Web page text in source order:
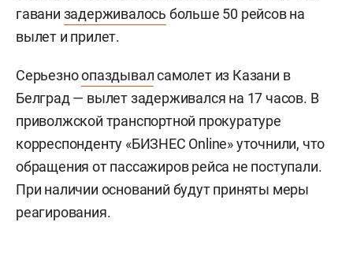
гавани задерживалось больше 50 рейсов на
вылет и прилет.
Серьезноопаздывалсамолет из Казани в
Белград — вылет задерживался на 17 часов. В
приволжской транспортной прокуратуре
корреспонденту «БИЗНЕС Online» уточнили, что
обращения от пассажиров рейса не поступали.
При наличии оснований будут приняты меры
реагирования.